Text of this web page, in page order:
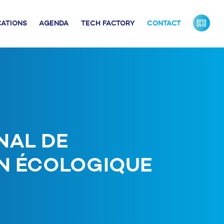
AGENDA TECH FACTORY CONTACT
DE
ÉCOLOGIQUE